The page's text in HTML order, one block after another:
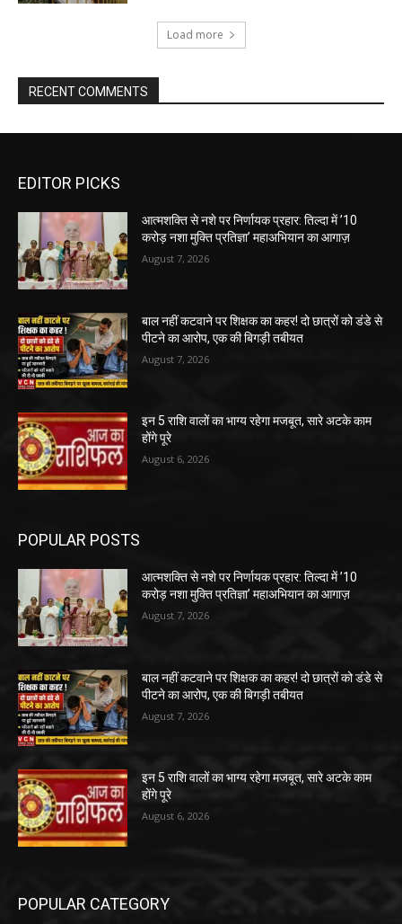
Load more
RECENT COMMENTS
EDITOR PICKS
आत्मशक्ति से नशे पर निर्णायक प्रहार: तिल्दा में ’10
करोड़ नशा मुक्ति प्रतिज्ञा’ महाअभियान का आगाज़
August 7, 2026
बाल नहीं कटवाने पर शिक्षक का कहर! दो छात्रों को डंडे से
पीटने का आरोप, एक की बिगड़ी तबीयत
August 7, 2026
इन 5 राशि वालों का भाग्य रहेगा मजबूत, सारे अटके काम
होंगे पूरे
August 6, 2026
POPULAR POSTS
आत्मशक्ति से नशे पर निर्णायक प्रहार: तिल्दा में ’10
करोड़ नशा मुक्ति प्रतिज्ञा’ महाअभियान का आगाज़
August 7, 2026
बाल नहीं कटवाने पर शिक्षक का कहर! दो छात्रों को डंडे से
पीटने का आरोप, एक की बिगड़ी तबीयत
August 7, 2026
इन 5 राशि वालों का भाग्य रहेगा मजबूत, सारे अटके काम
होंगे पूरे
August 6, 2026
POPULAR CATEGORY